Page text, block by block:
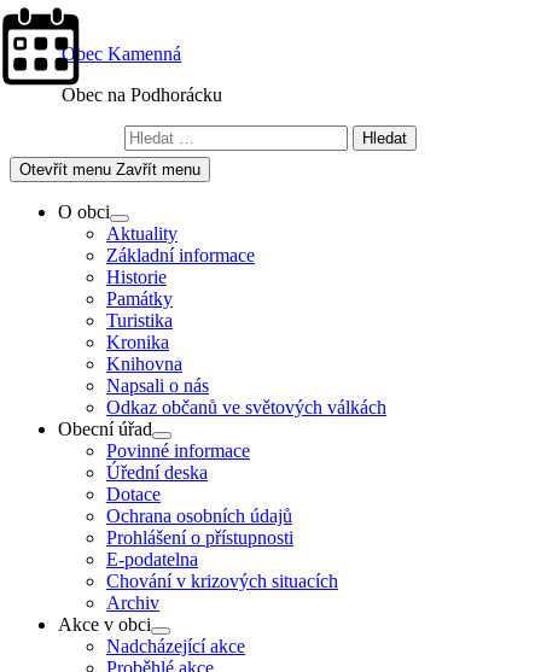
Skip
to
contentObec Kamenná
Obec na Podhorácku
Vyhledávání
Otevřít menu Zavřít menu
O obci
Show
sub
menu
Aktuality
Základní informace
Historie
Památky
Turistika
Kronika
Knihovna
Napsali o nás
Odkaz občanů ve světových válkách
Obecní úřad
Show
sub
menu
Povinné informace
Úřední deska
Dotace
Ochrana osobních údajů
Prohlášení o přístupnosti
E-podatelna
Chování v krizových situacích
Archiv
Akce v obci
Show
sub
Nadcházející akce
Proběhlé akce